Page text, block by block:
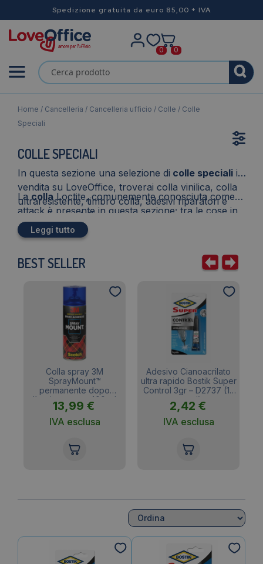
Spedizione gratuita da euro 85,00 + IVA
0 0
Home / Cancelleria / Cancelleria ufficio / Colle / Colle
Speciali
COLLE SPECIALI
In questa sezione una selezione di colle speciali in
vendita su LoveOffice, troverai colla vinilica, colla
ultraresistente, timbro colla, adesivi riparatori e
molti altri prodotti.
La colla Loctite, comunemente conosciuta come
attack è presente in questa sezione; tra le cose in
vendita anche il solvente per rimuoverla.
Leggi tutto
BEST SELLER
Colla spray 3M
SprayMount™
permanente dopo
l’asciugatura – 400 ml
7100296969
13,99 €
IVA esclusa
Adesivo Cianoacrilato
ultra rapido Bostik Super
Control 3gr – D2737 (12
pezzi)
2,42 €
IVA esclusa